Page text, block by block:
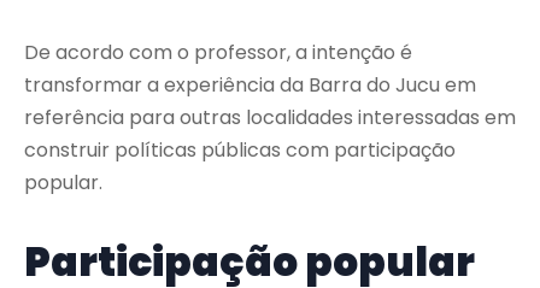
De acordo com o professor, a intenção é
transformar a experiência da Barra do Jucu em
referência para outras localidades interessadas em
construir políticas públicas com participação
popular.
Participação popular